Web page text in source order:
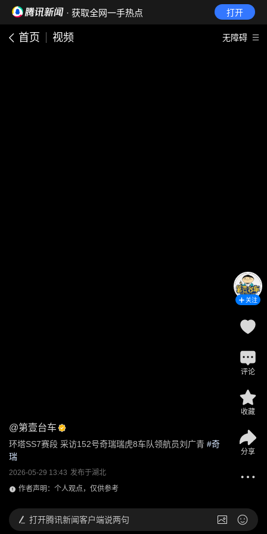
· 获取全网一手热点 打开
首页 视频 无障碍
@第壹台车
环塔SS7赛段 采访152号奇瑞瑞虎8车队领航员刘广青 #奇
瑞
2026-05-29 13:43 发布于湖北
作者声明：个人观点，仅供参考
关注
评论
收藏
分享
打开腾讯新闻客户端说两句